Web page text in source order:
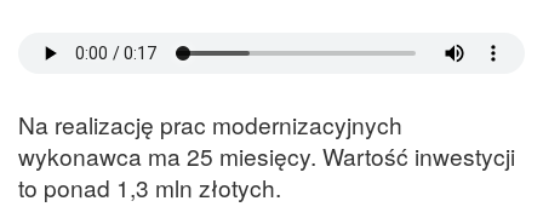
Na realizację prac modernizacyjnych
wykonawca ma 25 miesięcy. Wartość inwestycji
to ponad 1,3 mln złotych.